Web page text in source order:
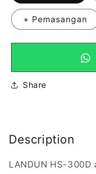
+ Pemasangan
Share
Description
LANDUN HS-